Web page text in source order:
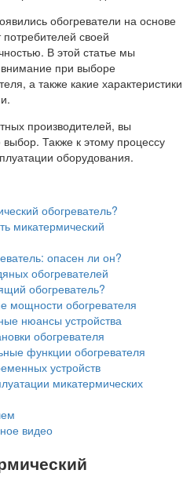
обогреватели на основе
своей
В этой статье мы
при выборе
а также какие характеристики
производителей, вы
выбор. Также к этому процессу
оборудования.
обогреватель?
микатермический
опасен ли он?
обогревателей
обогреватель?
мощности обогревателя
нюансы устройства
обогревателя
функции обогревателя
устройств
микатермических
видео